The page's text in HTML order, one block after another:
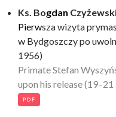
Ks. Bogdan
Pierwsza wizyta
w Bydgoszczy po
1956)
Primate Stefan
upon his release
PDF